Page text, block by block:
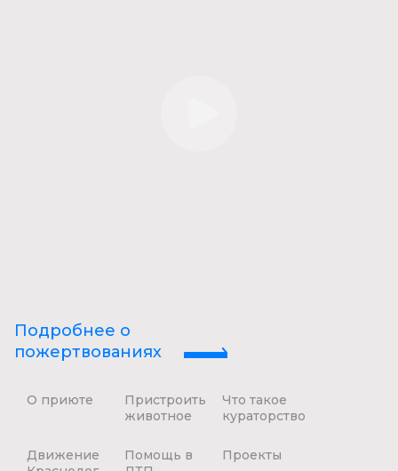
Подробнее о
пожертвованиях
О приюте
Пристроить
животное
Что такое
кураторство
Движение
Помощь в
Проекты